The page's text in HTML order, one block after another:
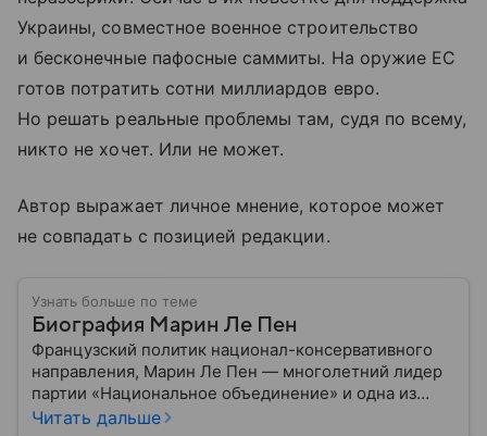
Украины, совместное военное строительство
и бесконечные пафосные саммиты. На оружие ЕС
готов потратить сотни миллиардов евро.
Но решать реальные проблемы там, судя по всему,
никто не хочет. Или не может.
Автор выражает личное мнение, которое может
не совпадать с позицией редакции.
Узнать больше по теме
Биография Марин Ле Пен
Французский политик национал-консервативного
направления, Марин Ле Пен — многолетний лидер
партии «Национальное объединение» и одна из
ключевых фигур «правой» Европы. Собрали главное
Читать дальше